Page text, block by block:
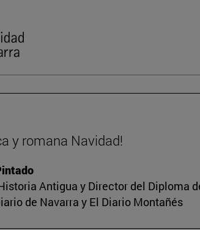
y romana Navidad!
Antigua y Director del Diploma
de Navarra y El Diario Montañés